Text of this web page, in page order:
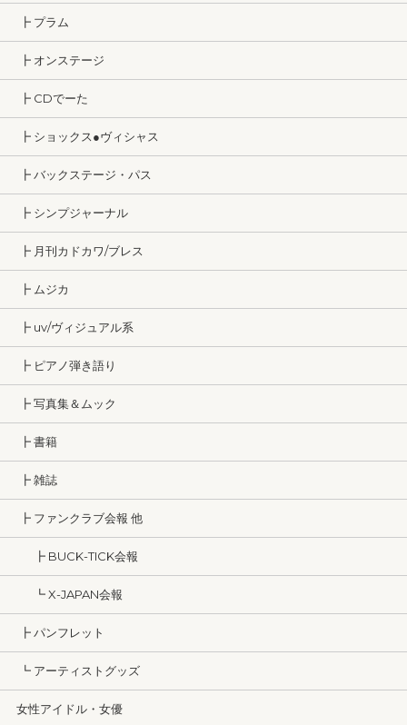
┣ プラム
┣ オンステージ
┣ CDでーた
┣ ショックス●ヴィシャス
┣ バックステージ・パス
┣ シンプジャーナル
┣ 月刊カドカワ/ブレス
┣ ムジカ
┣ uv/ヴィジュアル系
┣ ピアノ弾き語り
┣ 写真集＆ムック
┣ 書籍
┣ 雑誌
┣ ファンクラブ会報 他
┣ BUCK-TICK会報
┗ X-JAPAN会報
┣ パンフレット
┗ アーティストグッズ
女性アイドル・女優